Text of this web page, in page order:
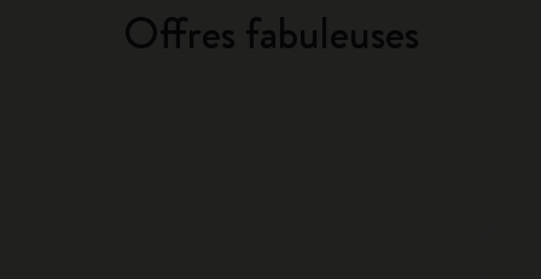
Offres fabuleuses